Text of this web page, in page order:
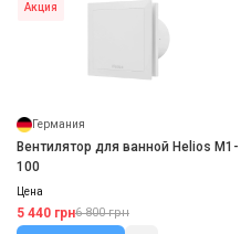
Акция
Германия
Вентилятор для ванной Helios M1-
100
Цена
5 440 грн6 800 грн